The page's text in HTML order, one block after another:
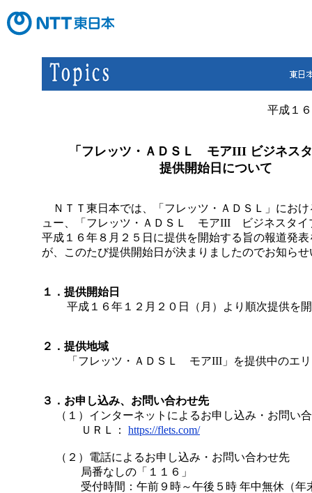
平成１
「フレッツ・ＡＤＳＬ モアIII ビジネス
提供開始日について
ＮＴＴ東日本では、「フレッツ・ＡＤＳＬ」におけ
ュー、「フレッツ・ＡＤＳＬ モアIII ビジネスタイ
平成１６年８月２５日に提供を開始する旨の報道発
が、このたび提供開始日が決まりましたのでお知ら
１．提供開始日
平成１６年１２月２０日（月）より順次提供を
２．提供地域
「フレッツ・ＡＤＳＬ モアIII」を提供中のエ
３．お申し込み、お問い合わせ先
（１）インターネットによるお申し込み・お問い
ＵＲＬ： https://flets.com/
（２）電話によるお申し込み・お問い合わせ先
局番なしの「１１６」
受付時間：午前９時～午後５時 年中無休（年